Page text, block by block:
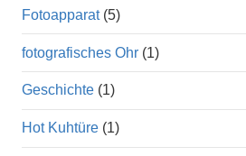
Fotoapparat(5)
fotografisches Ohr (1)
Geschichte (1)
Hot Kuhtüre (1)